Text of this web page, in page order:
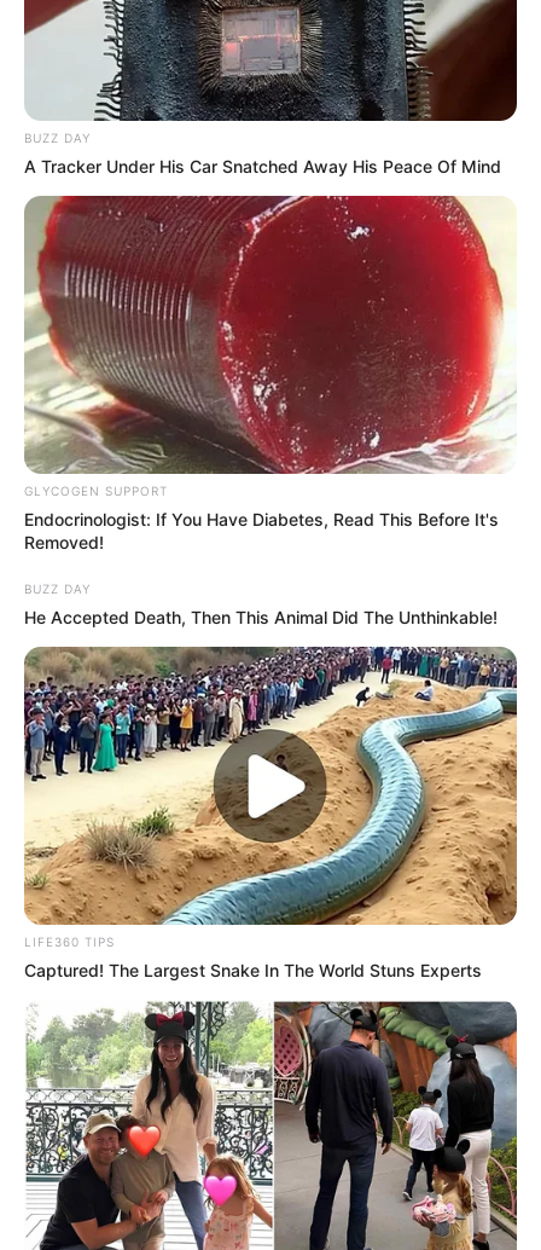
BUZZ DAY
A Tracker Under His Car Snatched Away His Peace Of Mind
GLYCOGEN SUPPORT
Endocrinologist: If You Have Diabetes, Read This Before It's
Removed!
BUZZ DAY
He Accepted Death, Then This Animal Did The Unthinkable!
LIFE360 TIPS
Captured! The Largest Snake In The World Stuns Experts